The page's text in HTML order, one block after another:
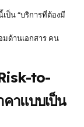
ป็น “บริการที่ต้องมี
มด้านเอกสาร คน
to-
าแบบเป็น